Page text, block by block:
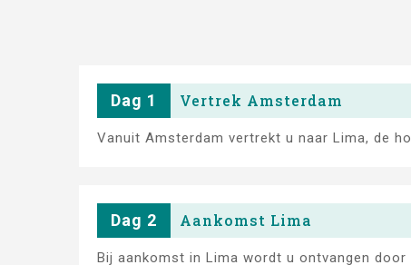
Dag 1 Vertrek Amsterdam
Vanuit Amsterdam vertrekt u naar Lima, de
Dag 2 Aankomst Lima
Bij aankomst in Lima wordt u ontvangen